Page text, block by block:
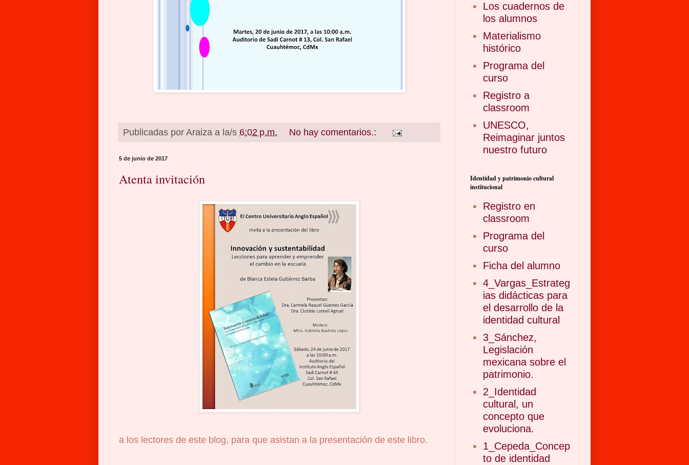
Publicadas por Araiza a la/s 6:02 p.m. No hay comentarios.:
5 de junio de 2017
Atenta invitación
a los lectores de este blog, para que asistan a la presentación de este libro.
Los cuadernos de
los alumnos
Materialismo
histórico
Programa del
curso
Registro a
classroom
UNESCO,
Reimaginar juntos
nuestro futuro
Identidad y patrimonio cultural
institucional
Registro en
classroom
Programa del
curso
Ficha del alumno
4_Vargas_Estrateg
ias didácticas para
el desarrollo de la
identidad cultural
3_Sánchez,
Legislación
mexicana sobre el
patrimonio.
2_Identidad
cultural, un
concepto que
evoluciona.
1_Cepeda_Concep
to de identidad